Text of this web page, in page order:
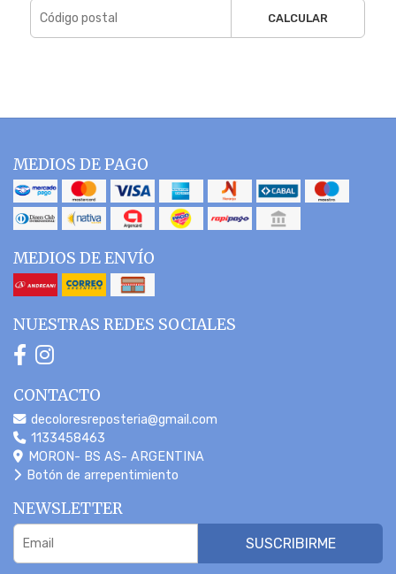
CALCULAR
MEDIOS DE PAGO
MEDIOS DE ENVÍO
NUESTRAS REDES SOCIALES
CONTACTO
decoloresreposteria@gmail.com
1133458463
MORON- BS AS- ARGENTINA
Botón de arrepentimiento
NEWSLETTER
SUSCRIBIRME